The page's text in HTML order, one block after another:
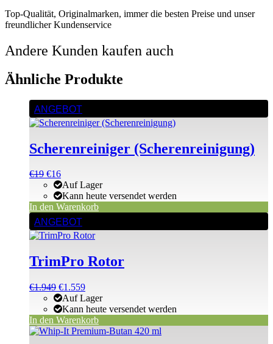
Top-Qualität, Originalmarken, immer die besten Preise und unser
freundlicher Kundenservice
Andere Kunden kaufen auch
Ähnliche Produkte
ANGEBOT
Scherenreiniger (Scherenreinigung)
Ursprünglicher
Preis
war:
€19
€19Aktueller
Preis
ist:
€19.
€16
Auf Lager
Kann heute versendet werden
In den Warenkorb
ANGEBOT
TrimPro Rotor
Ursprünglicher
Preis
war:
€1.949
€1.949Aktueller
Preis
ist:
€1.949.
€1.559
Auf Lager
Kann heute versendet werden
In den Warenkorb
Dieses